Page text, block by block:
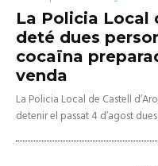
La Policia Local
deté dues
cocaïna
venda
La Policia Local de Castell
detenir el passat 4 d’agost